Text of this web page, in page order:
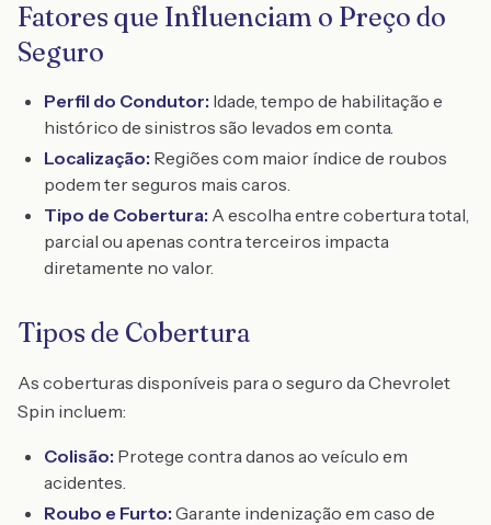
Fatores que Influenciam o Preço do
Seguro
Perfil do Condutor: Idade, tempo de habilitação e
histórico de sinistros são levados em conta.
Localização: Regiões com maior índice de roubos
podem ter seguros mais caros.
Tipo de Cobertura: A escolha entre cobertura total,
parcial ou apenas contra terceiros impacta
diretamente no valor.
Tipos de Cobertura
As coberturas disponíveis para o seguro da Chevrolet
Spin incluem:
Colisão: Protege contra danos ao veículo em
acidentes.
Roubo e Furto: Garante indenização em caso de